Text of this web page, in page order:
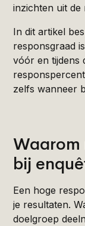
inzichten uit de
In dit artikel
responsgraad
vóór en tijdens
zelfs wanneer
Waarom
bij
Een hoge
je resultaten.
doelgroep